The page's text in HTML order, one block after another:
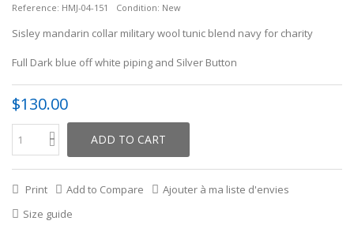
Reference: HMJ-04-151 Condition: New
Sisley mandarin collar military wool tunic blend navy for charity
Full Dark blue off white piping and Silver Button
$130.00
ADD TO CART
Print Add to Compare
Ajouter à ma liste d'envies
Size guide